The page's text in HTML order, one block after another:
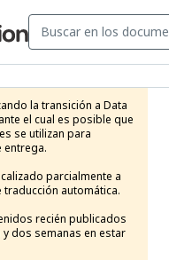
la transición a Data
el cual es posible que
se utilizan para
entrega.
parcialmente a
automática.
recién publicados
dos semanas en estar